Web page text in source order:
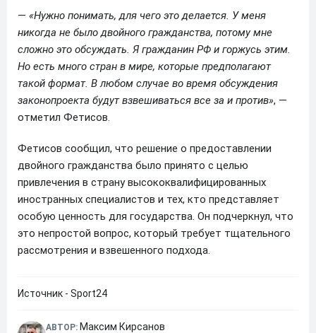
— «Нужно понимать, для чего это делается. У меня
никогда не было двойного гражданства, потому мне
сложно это обсуждать. Я гражданин РФ и горжусь этим.
Но есть много стран в мире, которые предполагают
такой формат. В любом случае во время обсуждения
законопроекта будут взвешиваться все за и против», —
отметил Фетисов.
Фетисов сообщил, что решение о предоставлении
двойного гражданства было принято с целью
привлечения в страну высококвалифицированных
иностранных специалистов и тех, кто представляет
особую ценность для государства. Он подчеркнул, что
это непростой вопрос, который требует тщательного
рассмотрения и взвешенного подхода.
Источник - Sport24
АВТОР: Максим Кирсанов